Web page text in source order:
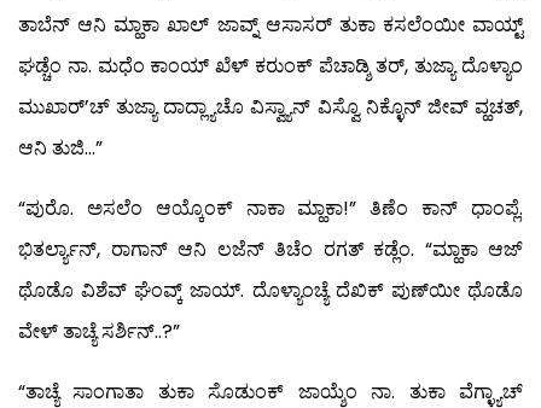
ತಾಬೆನ್ ಆನಿ ಮ್ಹಾಕಾ ಖಾಲ್ ಜಾವ್ನ್ ಆಸಾಸರ್ ತುಕಾ ಕಸಲೆಂಯೀ ವಾಯ್ಟ್
ಘಡ್ಚೆಂ ನಾ. ಮಧೆಂ ಕಾಂಯ್ ಖೆಳ್ ಕರುಂಕ್ ಪೆಚಾಡ್ಶಿ ತರ್, ತುಜ್ಯಾ ದೊಳ್ಯಾಂ
ಮುಖಾರ್’ಚ್ ತುಜ್ಯಾ ದಾದ್ಲ್ಯಾಚೊ ವಿಸ್ವ್ಯಾನ್ ವಿಸ್ವೊ ನಿಕ್ಳೊನ್ ಜೀವ್ ವ್ಹಚತ್,
ಆನಿ ತುಜಿ…”
“ಪುರೊ. ಅಸಲೆಂ ಆಯ್ಕೊಂಕ್ ನಾಕಾ ಮ್ಹಾಕಾ!” ತಿಣೆಂ ಕಾನ್ ಧಾಂಪ್ಲೆ.
ಭಿತರ್ಲ್ಯಾನ್, ರಾಗಾನ್ ಆನಿ ಲಜೆನ್ ತಿಚೆಂ ರಗತ್ ಕಡ್ಲೆಂ. “ಮ್ಹಾಕಾ ಆಜ್
ಥೊಡೊ ವಿಶೆವ್ ಘೆಂವ್ಕ್ ಜಾಯ್. ದೊಳ್ಯಾಂಚ್ಯೆ ದೆಖಿಕ್ ಪುಣ್‍ಯೀ ಥೊಡೊ
ವೇಳ್ ತಾಚ್ಯೆ ಸರ್ಶಿನ್..?”
“ತಾಚ್ಯೆ ಸಾಂಗಾತಾ ತುಕಾ ಸೊಡುಂಕ್ ಜಾಯ್ಶೆಂ ನಾ. ತುಕಾ ವೆಗ್ಳ್ಯಾಚ್